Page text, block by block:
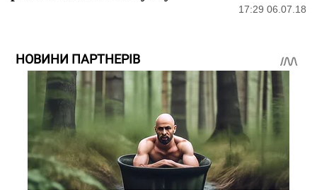
17:29 06.07.18
НОВИНИ ПАРТНЕРІВ